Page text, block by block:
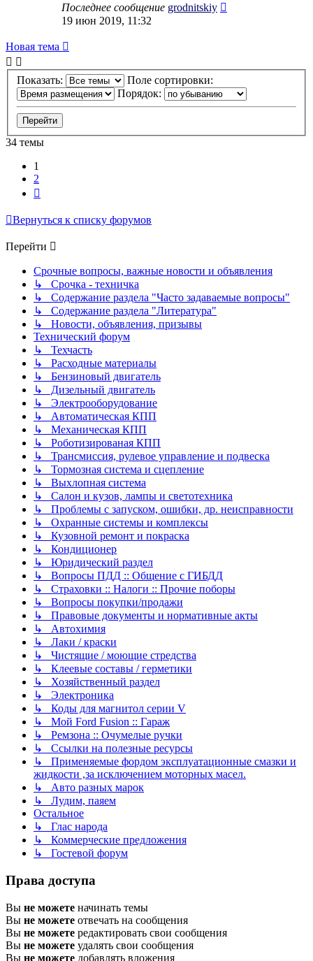
Последнее сообщение grodnitskiy
19 июн 2019, 11:32
Новая тема
Показать:
Поле сортировки:
Порядок:
34 темы
1
2
Вернуться к списку форумов
Перейти
Срочные вопросы, важные новости и объявления
↳ Срочка - техничка
↳ Содержание раздела "Часто задаваемые вопросы"
↳ Содержание раздела "Литература"
↳ Новости, объявления, призывы
Технический форум
↳ Техчасть
↳ Расходные материалы
↳ Бензиновый двигатель
↳ Дизельный двигатель
↳ Электрооборудование
↳ Автоматическая КПП
↳ Механическая КПП
↳ Роботизированая КПП
↳ Трансмиссия, рулевое управление и подвеска
↳ Тормозная система и сцепление
↳ Выхлопная система
↳ Салон и кузов, лампы и светотехника
↳ Проблемы с запуском, ошибки, др. неисправности
↳ Охранные системы и комплексы
↳ Кузовной ремонт и покраска
↳ Кондиционер
↳ Юридический раздел
↳ Вопросы ПДД :: Общение с ГИБДД
↳ Страховки :: Налоги :: Прочие поборы
↳ Вопросы покупки/продажи
↳ Правовые документы и нормативные акты
↳ Автохимия
↳ Лаки / краски
↳ Чистящие / моющие стредства
↳ Клеевые составы / герметики
↳ Хозяйственный раздел
↳ Электроника
↳ Коды для магнитол серии V
↳ Мой Ford Fusion :: Гараж
↳ Ремзона :: Очумелые ручки
↳ Ссылки на полезные ресурсы
↳ Применяемые фордом эксплуатационные смазки и
жидкости ,за исключением моторных масел.
↳ Авто разных марок
↳ Лудим, паяем
Остальное
↳ Глас народа
↳ Коммерческие предложения
↳ Гостевой форум
Права доступа
Вы не можете начинать темы
Вы не можете отвечать на сообщения
Вы не можете редактировать свои сообщения
Вы не можете удалять свои сообщения
Вы не можете добавлять вложения